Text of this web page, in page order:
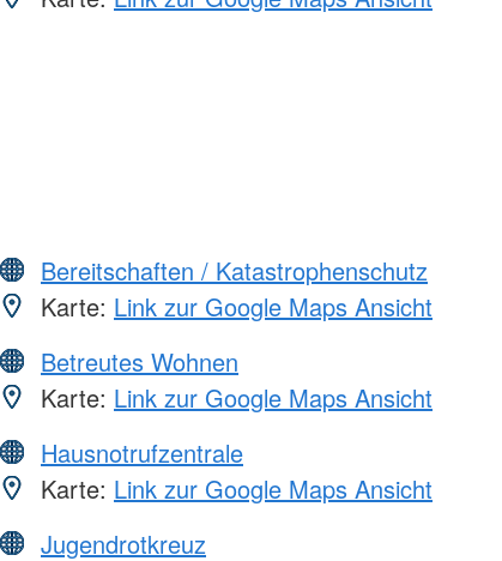
Bereitschaften / Katastrophenschutz
Karte: Link zur Google Maps Ansicht
Betreutes Wohnen
Karte: Link zur Google Maps Ansicht
Hausnotrufzentrale
Karte: Link zur Google Maps Ansicht
Jugendrotkreuz